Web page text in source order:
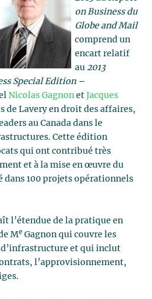
on Business du
Globe and Mail
comprend un
encart relatif
au 2013
Special Edition –
Nicolas Gagnon et Jacques
de Lavery en droit des affaires,
au Canada dans le
Cette édition
qui ont contribué très
et à la mise en œuvre du
dans 100 projets opérationnels
l’étendue de la pratique en
Me Gagnon qui couvre les
et qui inclut
l’approvisionnement,